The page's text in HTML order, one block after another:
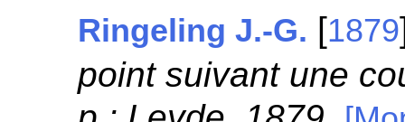
Ringeling J.-G. [1879
point suivant une